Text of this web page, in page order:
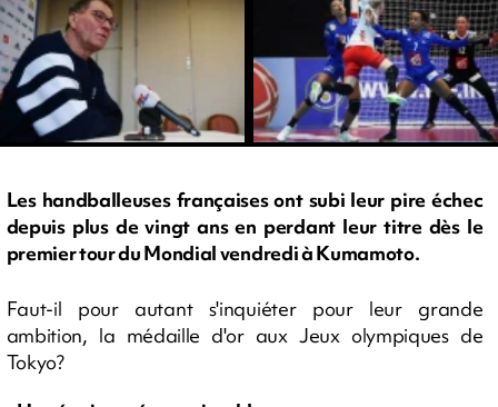
Les handballeuses françaises ont subi leur pire échec
depuis plus de vingt ans en perdant leur titre dès le
premier tour du Mondial vendredi à Kumamoto.
Faut-il pour autant s'inquiéter pour leur grande
ambition, la médaille d'or aux Jeux olympiques de
Tokyo?